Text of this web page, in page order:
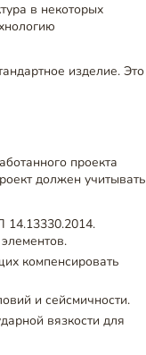
в некоторых
изделие. Это
проекта
должен учитывать
14.13330.2014.
компенсировать
и сейсмичности.
вязкости для